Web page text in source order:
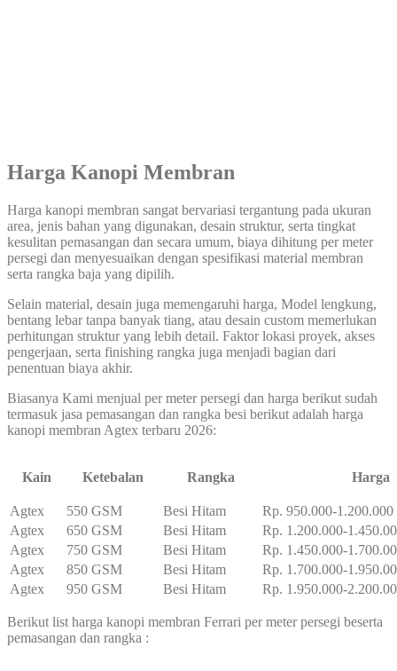
Harga Kanopi Membran
Harga kanopi membran sangat bervariasi tergantung pada ukuran
area, jenis bahan yang digunakan, desain struktur, serta tingkat
kesulitan pemasangan dan secara umum, biaya dihitung per meter
persegi dan menyesuaikan dengan spesifikasi material membran
serta rangka baja yang dipilih.
Selain material, desain juga memengaruhi harga, Model lengkung,
bentang lebar tanpa banyak tiang, atau desain custom memerlukan
perhitungan struktur yang lebih detail. Faktor lokasi proyek, akses
pengerjaan, serta finishing rangka juga menjadi bagian dari
penentuan biaya akhir.
Biasanya Kami menjual per meter persegi dan harga berikut sudah
termasuk jasa pemasangan dan rangka besi berikut adalah harga
kanopi membran Agtex terbaru 2026:
Kain Ketebalan Rangka Harga
Agtex 550 GSM Besi Hitam
Rp. 950.000-1.200.000
Agtex
650 GSM Besi Hitam
Rp. 1.200.000-
Agtex
750 GSM Besi Hitam
Rp. 1.450.000-
Agtex
850 GSM Besi Hitam
Rp. 1.700.000-
Agtex
950 GSM Besi Hitam Rp. 1.950.000-
Berikut list harga kanopi membran Ferrari per meter persegi beserta
pemasangan dan rangka :